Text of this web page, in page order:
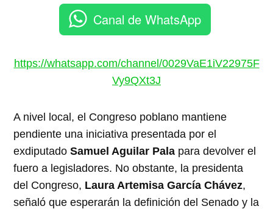
Canal de WhatsApp
https://whatsapp.com/channel/0029VaE1iV22975F
Vy9QXt3J
A nivel local, el Congreso poblano mantiene
pendiente una iniciativa presentada por el
exdiputadoSamuel Aguilar Pala para devolver el
fuero a legisladores. No obstante, la presidenta
del Congreso, Laura Artemisa García Chávez,
señaló que esperarán la definición del Senado y la